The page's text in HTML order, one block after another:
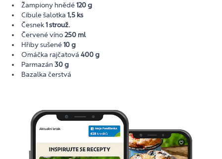
Žampiony hnědé120 g
Cibule šalotka 1,5 ks
Česnek1 strouž.
Červené víno250 ml
Hřiby sušené10 g
Omáčka rajčatová 400 g
Parmazán 30 g
Bazalka čerstvá